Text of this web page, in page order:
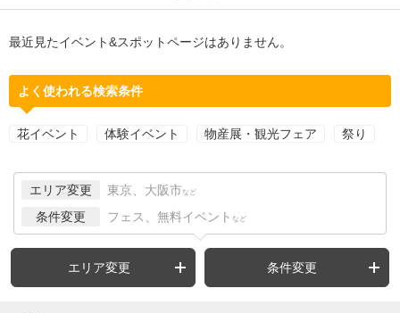
最近見たイベント&スポットページはありません。
よく使われる検索条件
花イベント 体験イベント 物産展・観光フェア 祭り
エリア変更 東京、大阪市 など
条件変更 フェス、無料イベント など
エリア変更 条件変更